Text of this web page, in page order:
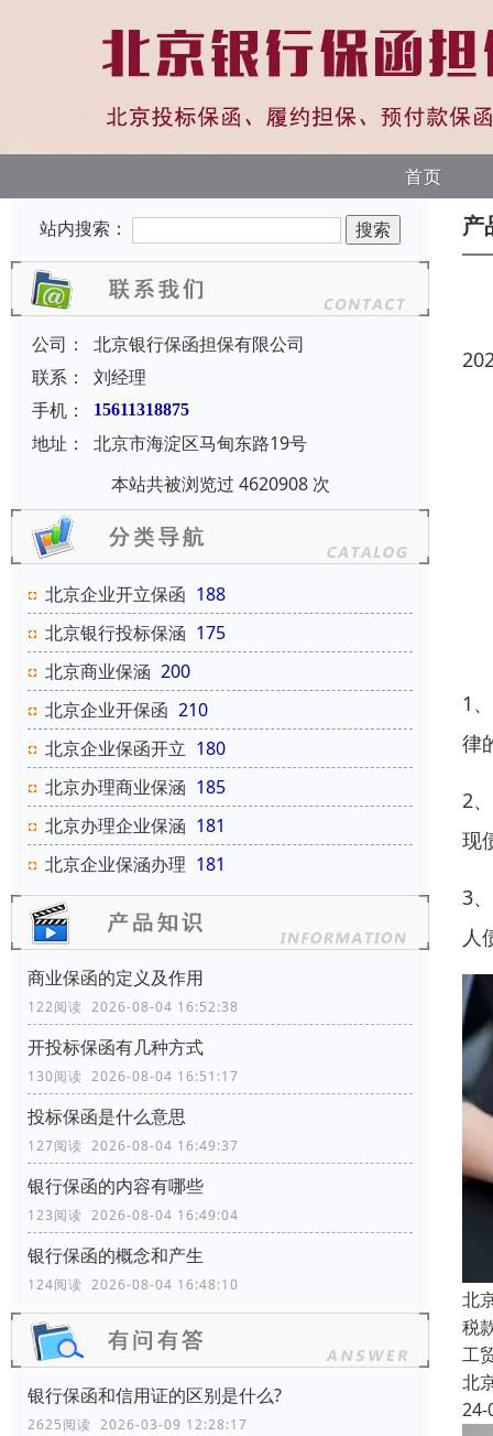
首页
站内搜索：
公司：
北京银行保函担保有限公司
联系：
刘经理
手机：
15611318875
地址：
北京市海淀区马甸东路19号
本站共被浏览过 4620908 次
北京企业开立保函 188
北京银行投标保涵 175
北京商业保涵 200
北京企业开保函 210
北京企业保函开立 180
北京办理商业保涵 185
北京办理企业保涵 181
北京企业保涵办理 181
商业保函的定义及作用
122阅读 2026-08-04 16:52:38
开投标保函有几种方式
130阅读 2026-08-04 16:51:17
投标保函是什么意思
127阅读 2026-08-04 16:49:37
银行保函的内容有哪些
123阅读 2026-08-04 16:49:04
银行保函的概念和产生
124阅读 2026-08-04 16:48:10
银行保函和信用证的区别是什么?
2625阅读 2026-03-09 12:28:17
产
1
律
2
现
3
人
北
税
工
北
24-